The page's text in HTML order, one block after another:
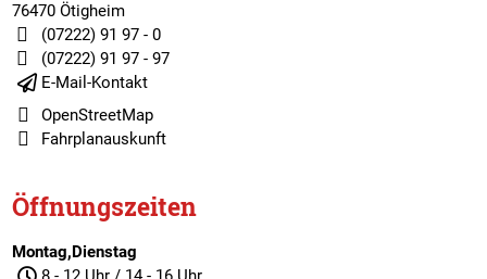
76470 Ötigheim
(07222) 91 97 - 0
(07222) 91 97 - 97
E-Mail-Kontakt
OpenStreetMap
Fahrplanauskunft
Öffnungszeiten
Montag,Dienstag